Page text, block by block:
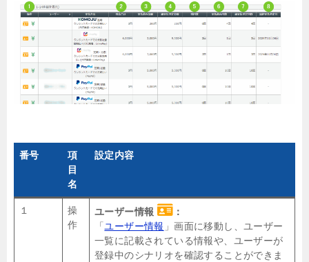
番号
項
目
名
設定内容
１
操
作
ユーザー情報
：
「ユーザー情報 」画面に移動し、ユーザー
一覧に記載されている情報や、ユーザーが
登録中のシナリオを確認することができま